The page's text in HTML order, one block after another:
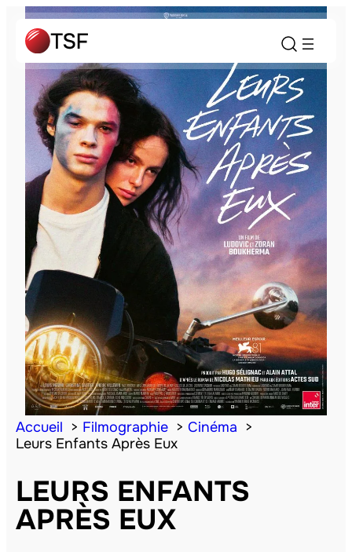
Accueil Filmographie
Cinéma
Leurs Enfants Après Eux
LEURS ENFANTS
APRÈS EUX